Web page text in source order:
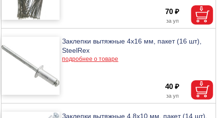
70 ₽
Заклепки вытяжные 4х16 мм, пакет (16 шт),
SteelRex
подробнее о товаре
40 ₽
Заклепки вытяжные 4,8х10 мм, пакет (14 шт),